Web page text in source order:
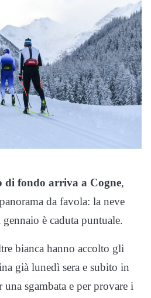
di fondo arriva a Cogne,
da favola: la neve
gennaio è caduta puntuale.
bianca hanno accolto gli
già lunedì sera e subito in
una sgambata e per provare i